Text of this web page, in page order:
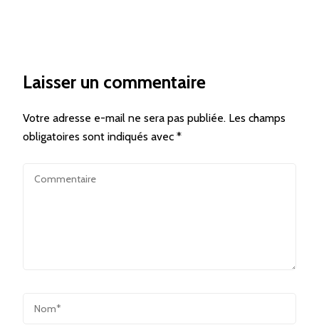
Laisser un commentaire
Votre adresse e-mail ne sera pas publiée. Les champs
obligatoires sont indiqués avec *